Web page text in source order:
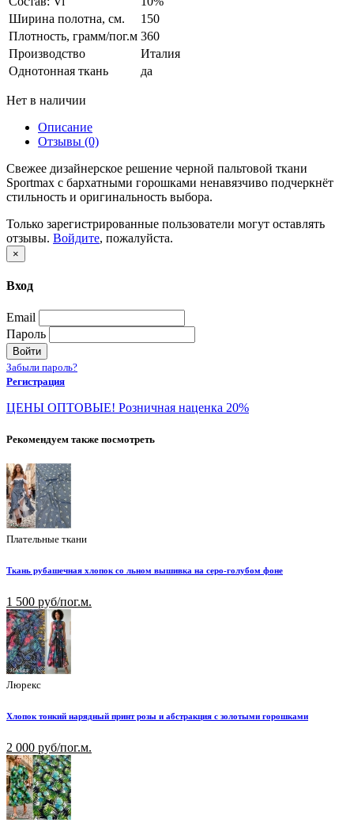
Ширина полотна, см.
150
Плотность, грамм/пог.м 360
Производство
Италия
Однотонная ткань
да
Нет в наличии
Описание
Отзывы (0)
Свежее дизайнерское решение черной пальтовой ткани
Sportmax с бархатными горошками ненавязчиво подчеркнёт
стильность и оригинальность выбора.
Только зарегистрированные пользователи могут оставлять
отзывы. Войдите, пожалуйста.
×
Вход
Email
Пароль
Войти
Забыли пароль?
Регистрация
ЦЕНЫ ОПТОВЫЕ! Розничная наценка 20%
Рекомендуем также посмотреть
Плательные ткани
Ткань рубашечная хлопок со льном вышивка на серо-голубом фоне
1 500 руб/пог.м.
Люрекс
Хлопок тонкий нарядный принт розы и абстракция с золотыми горошками
2 000 руб/пог.м.